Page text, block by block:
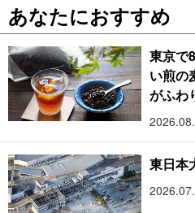
あなたにおすすめ
東京で
い煎の
がふわ
東日本